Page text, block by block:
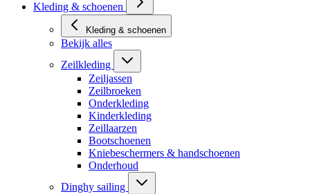
Kleding & schoenen
Kleding & schoenen
Bekijk alles
Zeilkleding
Zeiljassen
Zeilbroeken
Onderkleding
Kinderkleding
Zeillaarzen
Bootschoenen
Kniebeschermers & handschoenen
Onderhoud
Dinghy sailing